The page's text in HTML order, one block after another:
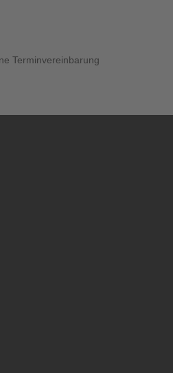
Terminvereinbarung